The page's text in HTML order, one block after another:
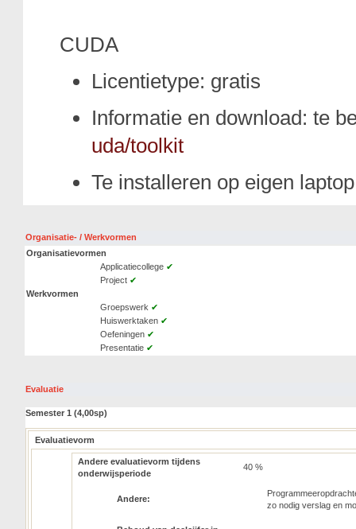
CUDA
Licentietype: gratis
Informatie en download: te
uda/toolkit
Te installeren op eigen laptop
Organisatie- / Werkvormen
Organisatievormen
Applicatiecollege ✔
Project ✔
Werkvormen
Groepswerk ✔
Huiswerktaken ✔
Oefeningen ✔
Presentatie ✔
Evaluatie
Semester 1 (4,00sp)
Evaluatievorm
Andere evaluatievorm tijdens
onderwijsperiode
40 %
Andere:
zo nodig verslag en